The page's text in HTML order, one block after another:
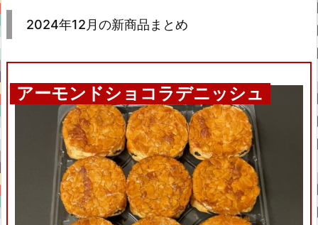
2024年12月の新商品まとめ
アーモンドショコラデニッシュ